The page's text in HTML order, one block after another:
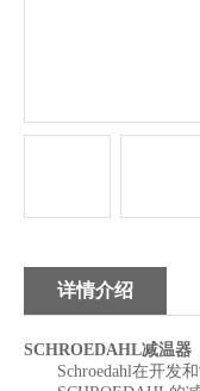
详情介绍
SCHROEDAHL减温器
Schroedahl在开发和